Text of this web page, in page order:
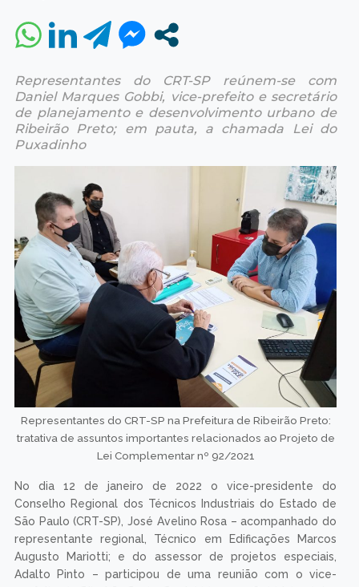
Representantes do CRT-SP reúnem-se com
Daniel Marques Gobbi, vice-prefeito e secretário
de planejamento e desenvolvimento urbano de
Ribeirão Preto; em pauta, a chamada Lei do
Puxadinho
Representantes do CRT-SP na Prefeitura de Ribeirão Preto:
tratativa de assuntos importantes relacionados ao Projeto de
Lei Complementar nº 92/2021
No dia 12 de janeiro de 2022 o vice-presidente do
Conselho Regional dos Técnicos Industriais do Estado de
São Paulo (CRT-SP), José Avelino Rosa – acompanhado do
representante regional, Técnico em Edificações Marcos
Augusto Mariotti; e do assessor de projetos especiais,
Adalto Pinto – participou de uma reunião com o vice-